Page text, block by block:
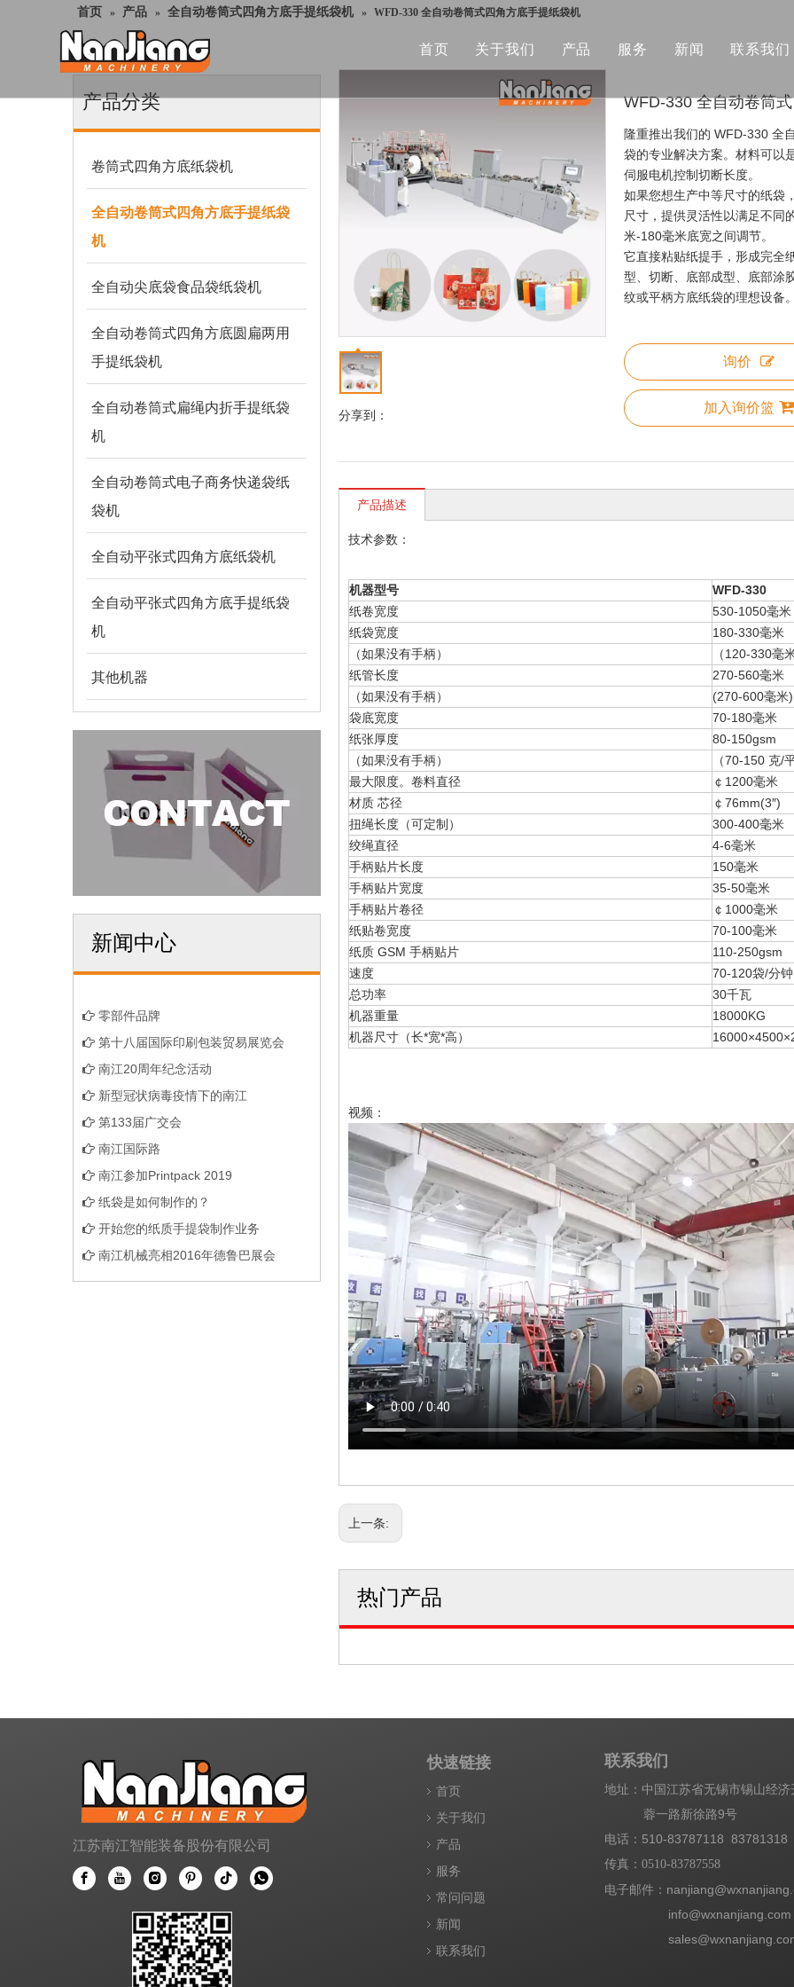
首页 关于我们
企业形象
产品
卷筒式方底纸袋制袋机
全自动卷筒纸袋内嵌提手机
全自动V底纸食品袋机
全自动卷筒纸袋连线扭纹平柄机
全自动卷筒式内把手纸袋机
全自动卷筒送电商邮寄纸袋机
全自动单张纸带提手纸袋机
辅助机器
服务 新闻 联系我们
首页 » 产品 » 全自动卷筒式四角方底手提纸袋机 » WFD-330 全自动卷筒式四角方底手提纸袋机
产品分类
卷筒式四角方底纸袋机
全自动卷筒式四角方底手提纸袋
机
全自动尖底袋食品袋纸袋机
全自动卷筒式四角方底圆扁两用
手提纸袋机
全自动卷筒式扁绳内折手提纸袋
机
全自动卷筒式电子商务快递袋纸
袋机
全自动平张式四角方底纸袋机
全自动平张式四角方底手提纸袋
机
其他机器
新闻中心
零部件品牌
第十八届国际印刷包装贸易展览会
南江20周年纪念活动
新型冠状病毒疫情下的南江
第133届广交会
南江国际路
南江参加Printpack 2019
纸袋是如何制作的？
开始您的纸质手提袋制作业务
南江机械亮相2016年德鲁巴展会
分享到：
WFD-330 全自动卷筒
隆重推出我们的 WFD-330 全
袋的专业解决方案。材料可以
伺服电机控制切断长度。
如果您想生产中等尺寸的纸袋
尺寸，提供灵活性以满足不同
米-180毫米底宽之间调节。
它直接粘贴纸提手，形成完全
型、切断、底部成型、底部涂
纹或平柄方底纸袋的理想设备
询价
加入询价篮
产品描述
技术参数：
机器型号
WFD-330
纸卷宽度
530-1050毫米
纸袋宽度
180-330毫米
（如果没有手柄）
（120-330毫
纸管长度
270-560毫米
（如果没有手柄）
(270-600毫米)
袋底宽度
70-180毫米
纸张厚度
80-150gsm
（如果没有手柄）
（70-150 克/
最大限度。卷料直径
￠1200毫米
材质 芯径
￠76mm(3″)
扭绳长度（可定制）
300-400毫米
绞绳直径
4-6毫米
手柄贴片长度
150毫米
手柄贴片宽度
35-50毫米
手柄贴片卷径
￠1000毫米
纸贴卷宽度
70-100毫米
纸质 GSM 手柄贴片
110-250gsm
速度
70-120袋/分钟
总功率
30千瓦
机器重量
18000KG
机器尺寸（长*宽*高）
视频：
上一条:
热门产品
江苏南江智能装备股份有限公司
快速链接
首页
关于我们
产品
服务
常问问题
新闻
联系我们
联系我们
地址：中国江苏省无锡市锡山经
蓉一路新徐路9号
电话：510-83787118 83781318
传真： 0510-83787558
电子邮件：
info@wxnanjiang.com